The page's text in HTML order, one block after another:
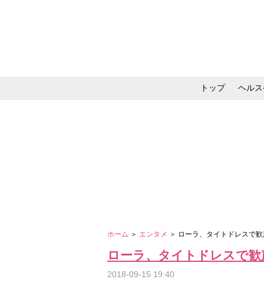
トップ ヘル
ホーム ＞ エンタメ ＞ ローラ、タイトドレスで
ローラ、タイトドレスで
2018-09-15 19:40